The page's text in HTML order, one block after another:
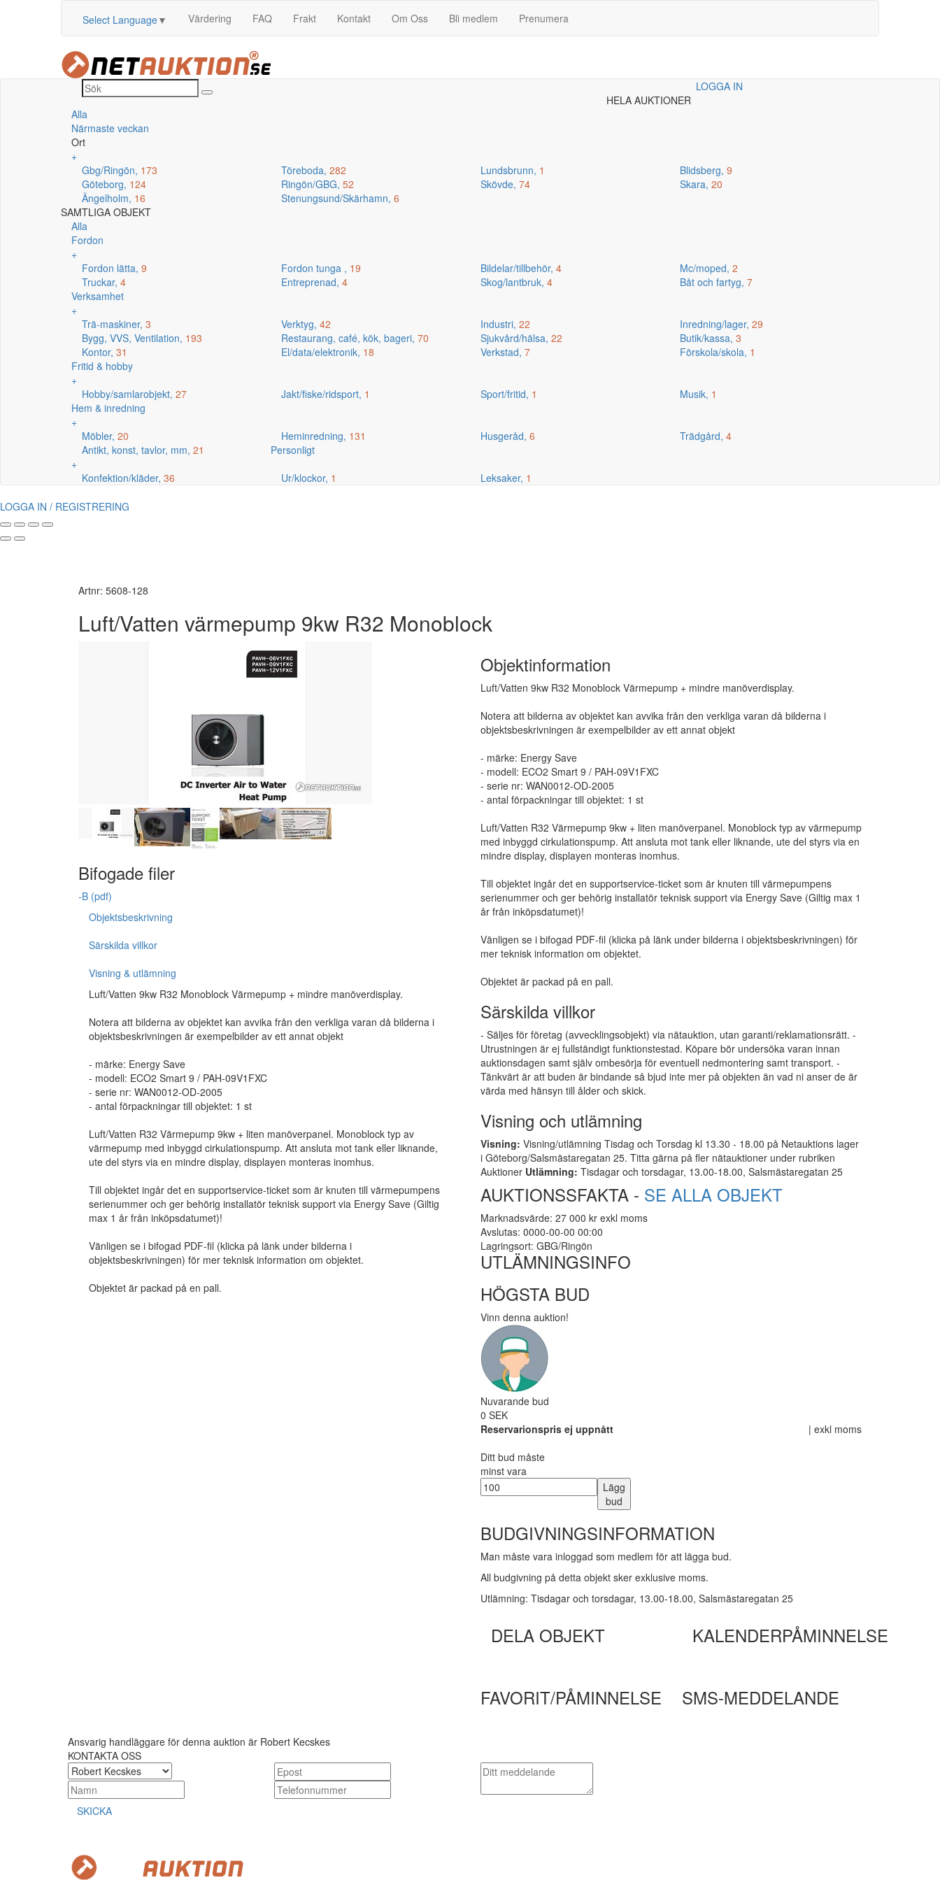
Select Language▼ Värdering FAQ Frakt Kontakt Om Oss Bli medlem Prenumera
LOGGA IN
HELA AUKTIONER
Alla
Närmaste veckan
Ort
+
Gbg/Ringön, 173 Töreboda, 282 Lundsbrunn, 1 Blidsberg, 9
Göteborg, 124 Ringön/GBG, 52 Skövde, 74 Skara, 20
Ängelholm, 16 Stenungsund/Skärhamn, 6
SAMTLIGA OBJEKT
Alla
Fordon
+
Fordon lätta, 9 Fordon tunga , 19 Bildelar/tillbehör, 4 Mc/moped, 2
Truckar, 4 Entreprenad, 4 Skog/lantbruk, 4 Båt och fartyg, 7
Verksamhet
+
Trä-maskiner, 3 Verktyg, 42 Industri, 22 Inredning/lager, 29
Bygg, VVS, Ventilation, 193 Restaurang, café, kök, bageri, 70 Sjukvård/hälsa, 22 Butik/kassa, 3
Kontor, 31 El/data/elektronik, 18 Verkstad, 7 Förskola/skola, 1
Fritid & hobby
+
Hobby/samlarobjekt, 27 Jakt/fiske/ridsport, 1 Sport/fritid, 1 Musik, 1
Hem & inredning
+
Möbler, 20 Heminredning, 131 Husgeråd, 6 Trädgård, 4
Antikt, konst, tavlor, mm, 21
Personligt
+
Konfektion/kläder, 36 Ur/klockor, 1 Leksaker, 1
LOGGA IN / REGISTRERING
Artnr: 5608-128
Luft/Vatten värmepump 9kw R32 Monoblock
Bifogade filer
-B (pdf)
Objektsbeskrivning
Särskilda villkor
Visning & utlämning
Luft/Vatten 9kw R32 Monoblock Värmepump + mindre manöverdisplay.
Notera att bilderna av objektet kan avvika från den verkliga varan då bilderna i
objektsbeskrivningen är exempelbilder av ett annat objekt
- märke: Energy Save
- modell: ECO2 Smart 9 / PAH-09V1FXC
- serie nr: WAN0012-OD-2005
- antal förpackningar till objektet: 1 st
Luft/Vatten R32 Värmepump 9kw + liten manöverpanel. Monoblock typ av
värmepump med inbyggd cirkulationspump. Att ansluta mot tank eller liknande,
ute del styrs via en mindre display, displayen monteras inomhus.
Till objektet ingår det en supportservice-ticket som är knuten till värmepumpens
serienummer och ger behörig installatör teknisk support via Energy Save (Giltig
max 1 år från inköpsdatumet)!
Vänligen se i bifogad PDF-fil (klicka på länk under bilderna i
objektsbeskrivningen) för mer teknisk information om objektet.
Objektet är packad på en pall.
Objektinformation
Luft/Vatten 9kw R32 Monoblock Värmepump + mindre manöverdisplay.
Notera att bilderna av objektet kan avvika från den verkliga varan då bilderna i
objektsbeskrivningen är exempelbilder av ett annat objekt
- märke: Energy Save
- modell: ECO2 Smart 9 / PAH-09V1FXC
- serie nr: WAN0012-OD-2005
- antal förpackningar till objektet: 1 st
Luft/Vatten R32 Värmepump 9kw + liten manöverpanel. Monoblock typ av värmepump
med inbyggd cirkulationspump. Att ansluta mot tank eller liknande, ute del styrs via en
mindre display, displayen monteras inomhus.
Till objektet ingår det en supportservice-ticket som är knuten till värmepumpens
serienummer och ger behörig installatör teknisk support via Energy Save (Giltig max 1
år från inköpsdatumet)!
Vänligen se i bifogad PDF-fil (klicka på länk under bilderna i objektsbeskrivningen) för
mer teknisk information om objektet.
Objektet är packad på en pall.
Särskilda villkor
- Säljes för företag (avvecklingsobjekt) via nätauktion, utan garanti/reklamationsrätt. -
Utrustningen är ej fullständigt funktionstestad. Köpare bör undersöka varan innan
auktionsdagen samt själv ombesörja för eventuell nedmontering samt transport. -
Tänkvärt är att buden är bindande så bjud inte mer på objekten än vad ni anser de är
värda med hänsyn till ålder och skick.
Visning och utlämning
Visning: Visning/utlämning Tisdag och Torsdag kl 13.30 - 18.00 på Netauktions lager
i Göteborg/Salsmästaregatan 25. Titta gärna på fler nätauktioner under rubriken
Auktioner Utlämning: Tisdagar och torsdagar, 13.00-18.00, Salsmästaregatan 25
AUKTIONSSFAKTA - SE ALLA OBJEKT
Marknadsvärde: 27 000 kr exkl moms
Avslutas: 0000-00-00 00:00
Lagringsort: GBG/Ringön
UTLÄMNINGSINFO
HÖGSTA BUD
Vinn denna auktion!
Nuvarande bud
0 SEK
| exkl moms
Reservarionspris ej uppnått
Ditt bud måste
minst vara
Lägg
bud
BUDGIVNINGSINFORMATION
Man måste vara inloggad som medlem för att lägga bud.
All budgivning på detta objekt sker exklusive moms.
Utlämning: Tisdagar och torsdagar, 13.00-18.00, Salsmästaregatan 25
DELA OBJEKT KALENDERPÅMINNELSE
FAVORIT/PÅMINNELSE SMS-MEDDELANDE
Ansvarig handläggare för denna auktion är Robert Kecskes
KONTAKTA OSS
SKICKA